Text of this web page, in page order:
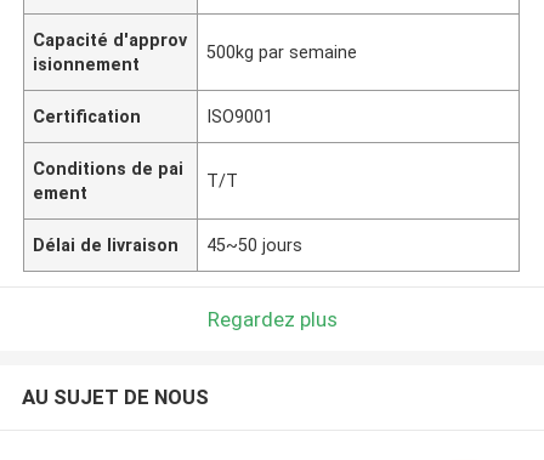
Capacité d'approv
isionnement
500kg par semaine
Certification ISO9001
Conditions de pai
ement
T/T
Délai de livraison 45~50 jours
Regardez plus
AU SUJET DE NOUS